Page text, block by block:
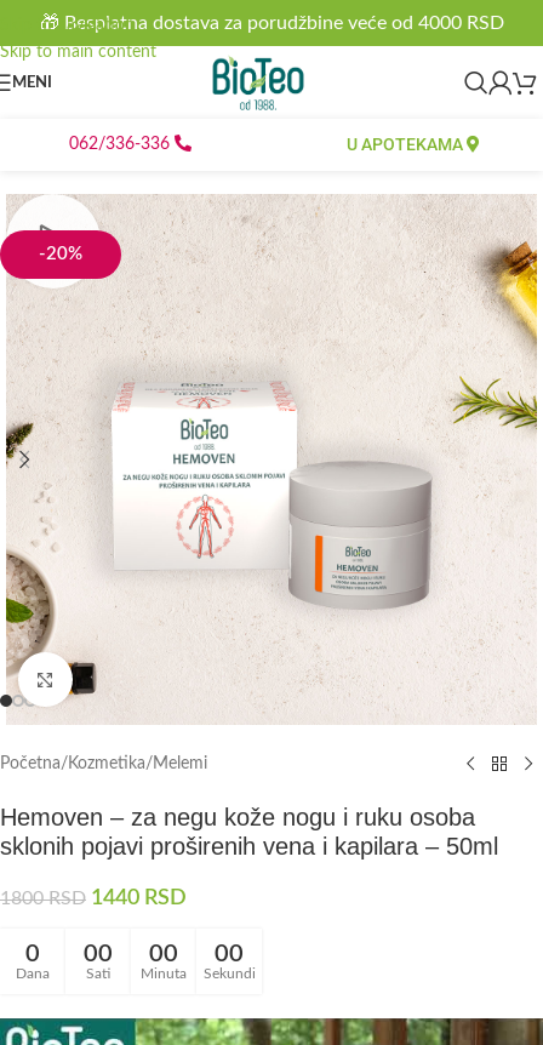
Skip to navigation
Skip to main content
🎁 Besplatna dostava za porudžbine veće od 4000 RSD
MENI
062/336-336 U APOTEKAMA
-20%
Kliknite da uvećate
Početna/ Kozmetika/ Melemi
Hemoven – za negu kože nogu i ruku osoba
sklonih pojavi proširenih vena i kapilara – 50ml
1800RSD 1440 RSD
0
Dana
00
Sati
00
Minuta
00
Sekundi